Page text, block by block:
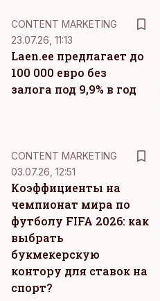
CONTENT MARKETING
23.07.26, 11:13
Laen.ee предлагает до
100 000 евро без
залога под 9,9% в год
CONTENT MARKETING
03.07.26, 12:51
Коэффициенты на
чемпионат мира по
футболу FIFA 2026: как
выбрать
букмекерскую
контору для ставок на
спорт?